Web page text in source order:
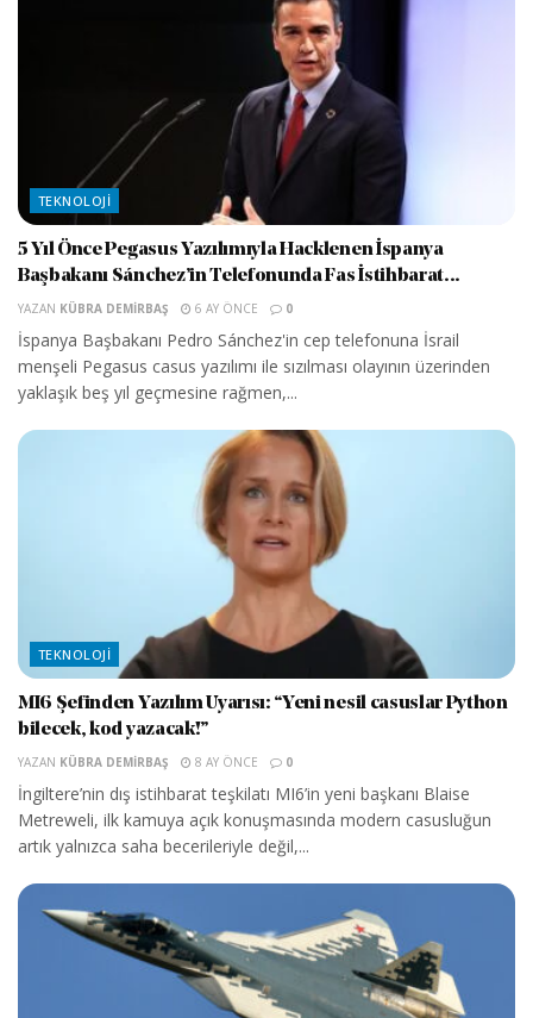
TEKNOLOJI
5 Yıl Önce Pegasus Yazılımıyla Hacklenen İspanya
Başbakanı Sánchez’in Telefonunda Fas İstihbarat...
YAZAN KÜBRA DEMIRBAŞ 6 AY ÖNCE 0
İspanya Başbakanı Pedro Sánchez'in cep telefonuna İsrail
menşeli Pegasus casus yazılımı ile sızılması olayının üzerinden
yaklaşık beş yıl geçmesine rağmen,...
TEKNOLOJI
MI6 Şefinden Yazılım Uyarısı: “Yeni nesil casuslar Python
bilecek, kod yazacak!”
YAZAN KÜBRA DEMIRBAŞ 8 AY ÖNCE 0
İngiltere’nin dış istihbarat teşkilatı MI6’in yeni başkanı Blaise
Metreweli, ilk kamuya açık konuşmasında modern casusluğun
artık yalnızca saha becerileriyle değil,...